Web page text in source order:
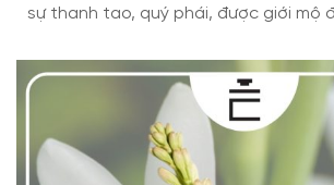
sự thanh tao, quý phái, được giới mộ
thơm nhẹ nhàng, phảng phất chút
độ sâu ấm áp đặc trưng, mùi hoa